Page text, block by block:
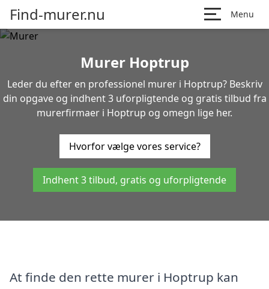
Find-murer.nu Menu
Murer Hoptrup
Leder du efter en professionel murer i Hoptrup? Beskriv
din opgave og indhent 3 uforpligtende og gratis tilbud fra
murerfirmaer i Hoptrup og omegn lige her.
Hvorfor vælge vores service?
Indhent 3 tilbud, gratis og uforpligtende
At finde den rette murer i Hoptrup kan